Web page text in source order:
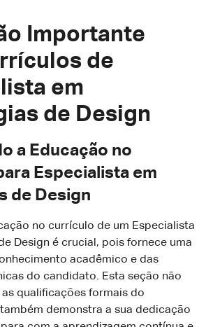
Importante
de
em
de Design
a Educação no
Especialista em
de Design
no currículo de um Especialista
Design é crucial, pois fornece uma
acadêmico e das
do candidato. Esta seção não
qualificações formais do
demonstra a sua dedicação